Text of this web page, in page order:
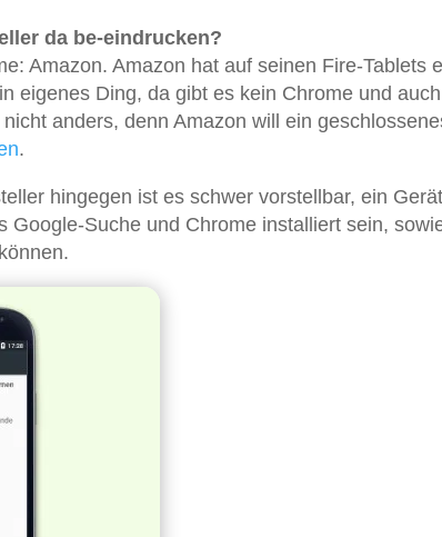
da be-eindrucken?
Amazon. Amazon hat auf seinen Fire-Tablets
eigenes Ding, da gibt es kein Chrome und auch
anders, denn Amazon will ein
.
hingegen ist es schwer vorstellbar, ein Gerät
Suche und Chrome installiert sein,